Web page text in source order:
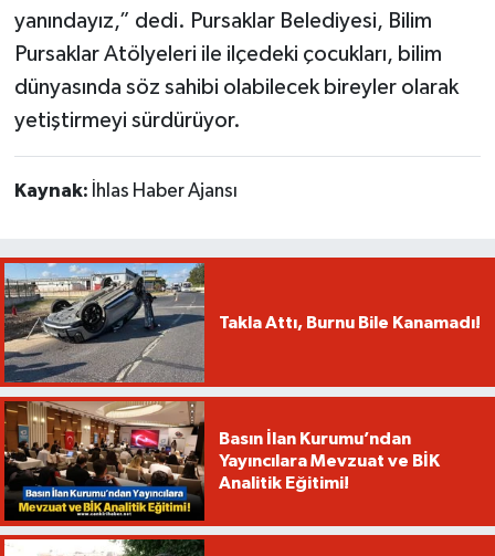
yanındayız,” dedi. Pursaklar Belediyesi, Bilim
Pursaklar Atölyeleri ile ilçedeki çocukları, bilim
dünyasında söz sahibi olabilecek bireyler olarak
yetiştirmeyi sürdürüyor.
Kaynak: İhlas Haber Ajansı
Takla Attı, Burnu Bile Kanamadı!
Basın İlan Kurumu’ndan
Yayıncılara Mevzuat ve BİK
Analitik Eğitimi!